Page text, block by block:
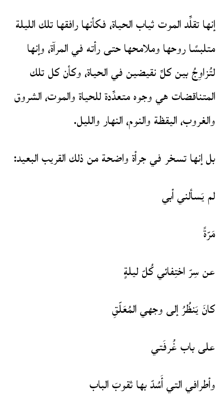
إنها تقلِّد الموت ثياب الحياة، فكأنها رافقها تلك الليلة
متلبسًا روحها وملامحها حتى رأته في المرآة، وإنها
لتُزاوِجُ بين كلِّ نقيضين في الحياة، وكأن كل تلك
المتناقضات هي وجوه متعدِّدة للحياة والموت، الشروق
والغروب، اليقظة والنوم، النهار والليل.
بل إنها تسخر في جرأة واضحة من ذلك القريب البعيد:
لم يَسألني أبي
مَرّةً
عن سِرّ اختِفائي كُلّ ليلةٍ
كانَ يَنظُرُ إلى وجهي المُعَلّقِ
على باب غُرفَتي
وأطرافي التي أَسُدّ بها ثقوبَ الباب